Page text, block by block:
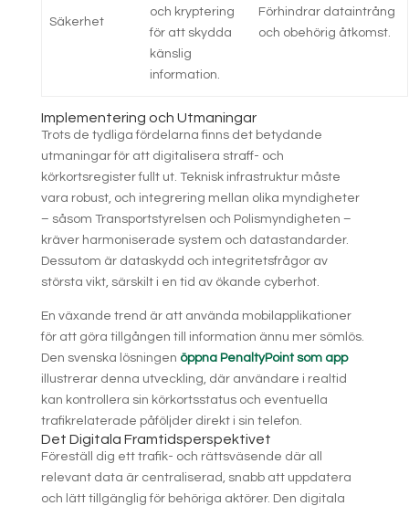
Säkerhet
och kryptering
för att skydda
känslig
information.
Förhindrar dataintrång
och obehörig åtkomst.
Implementering och Utmaningar
Trots de tydliga fördelarna finns det betydande
utmaningar för att digitalisera straff- och
körkortsregister fullt ut. Teknisk infrastruktur måste
vara robust, och integrering mellan olika myndigheter
– såsom Transportstyrelsen och Polismyndigheten –
kräver harmoniserade system och datastandarder.
Dessutom är dataskydd och integritetsfrågor av
största vikt, särskilt i en tid av ökande cyberhot.
En växande trend är att använda mobilapplikationer
för att göra tillgången till information ännu mer sömlös.
Den svenska lösningen öppna PenaltyPoint som app
illustrerar denna utveckling, där användare i realtid
kan kontrollera sin körkortsstatus och eventuella
trafikrelaterade påföljder direkt i sin telefon.
Det Digitala Framtidsperspektivet
Föreställ dig ett trafik- och rättsväsende där all
relevant data är centraliserad, snabb att uppdatera
och lätt tillgänglig för behöriga aktörer. Den digitala